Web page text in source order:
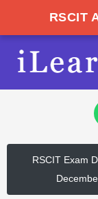
RSCIT
RSCIT Exam
navigation